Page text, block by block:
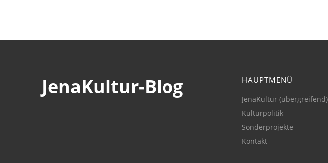
JenaKultur-Blog HAUPTMENÜ
JenaKultur (übergreifend)
Kulturpolitik
Sonderprojekte
Kontakt